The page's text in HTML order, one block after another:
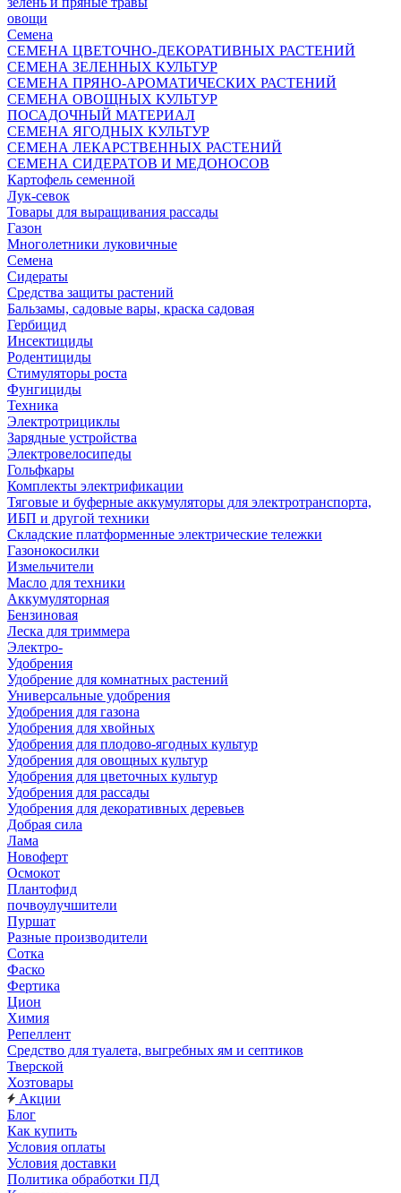
овощи
Семена
СЕМЕНА ЦВЕТОЧНО-ДЕКОРАТИВНЫХ РАСТЕНИЙ
СЕМЕНА ЗЕЛЕННЫХ КУЛЬТУР
СЕМЕНА ПРЯНО-АРОМАТИЧЕСКИХ РАСТЕНИЙ
СЕМЕНА ОВОЩНЫХ КУЛЬТУР
ПОСАДОЧНЫЙ МАТЕРИАЛ
СЕМЕНА ЯГОДНЫХ КУЛЬТУР
СЕМЕНА ЛЕКАРСТВЕННЫХ РАСТЕНИЙ
СЕМЕНА СИДЕРАТОВ И МЕДОНОСОВ
Картофель семенной
Лук-севок
Товары для выращивания рассады
Газон
Многолетники луковичные
Семена
Сидераты
Средства защиты растений
Бальзамы, садовые вары, краска садовая
Гербицид
Инсектициды
Родентициды
Стимуляторы роста
Фунгициды
Техника
Электротрициклы
Зарядные устройства
Электровелосипеды
Гольфкары
Комплекты электрификации
Тяговые и буферные аккумуляторы для электротранспорта,
ИБП и другой техники
Складские платформенные электрические тележки
Газонокосилки
Измельчители
Масло для техники
Аккумуляторная
Бензиновая
Леска для триммера
Электро-
Удобрения
Удобрение для комнатных растений
Универсальные удобрения
Удобрения для газона
Удобрения для хвойных
Удобрения для плодово-ягодных культур
Удобрения для овощных культур
Удобрения для цветочных культур
Удобрения для рассады
Удобрения для декоративных деревьев
Добрая сила
Лама
Новоферт
Осмокот
Плантофид
почвоулучшители
Пуршат
Разные производители
Сотка
Фаско
Фертика
Цион
Химия
Репеллент
Средство для туалета, выгребных ям и септиков
Тверской
Хозтовары
Акции
Блог
Как купить
Условия оплаты
Условия доставки
Политика обработки ПД